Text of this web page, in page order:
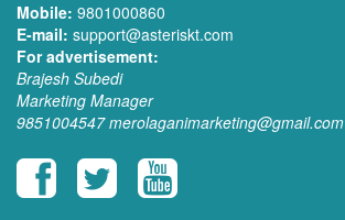
Mobile: 9801000860
E-mail: support@asteriskt.com
For advertisement:
Brajesh Subedi
Marketing Manager
9851004547 merolaganimarketing@gmail.com